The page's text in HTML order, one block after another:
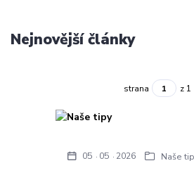
Nejnovější články
strana z 1
05 05 2026 Naše